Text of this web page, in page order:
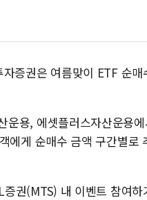
증권은 여름맞이 ETF 순
운용, 에셋플러스자산운용
에게 순매수 금액 구간별로
권(MTS) 내 이벤트 참여